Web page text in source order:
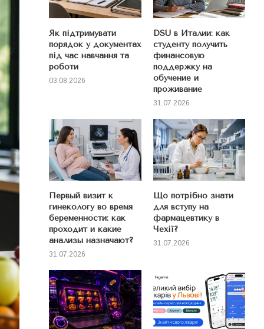
Як підтримувати
порядок у документах
під час навчання та
роботи
03.08.2026
DSU в Италии: как
студенту получить
финансовую
поддержку на
обучение и
проживание
31.07.2026
Первый визит к
гинекологу во время
беременности: как
проходит и какие
анализы назначают?
31.07.2026
Що потрібно знати
для вступу на
фармацевтику в
Чехії?
31.07.2026